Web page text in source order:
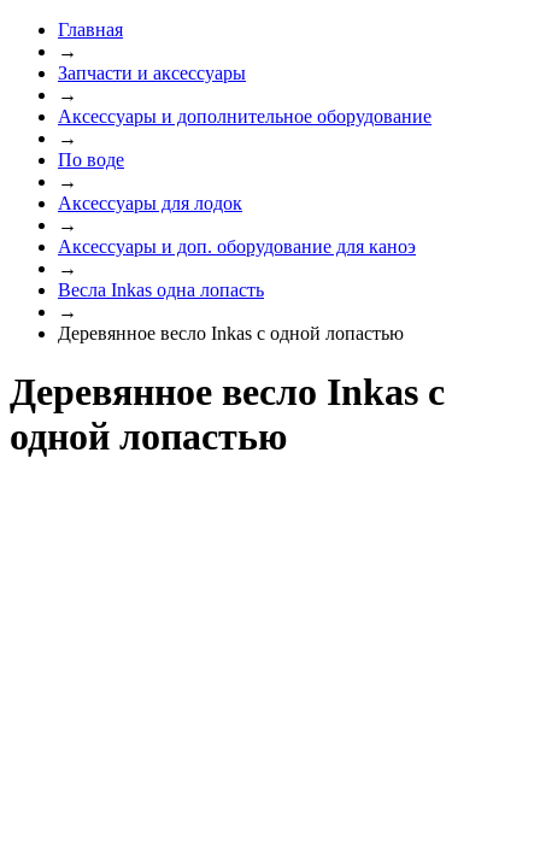
Главная
→
Запчасти и аксессуары
→
Аксессуары и дополнительное оборудование
→
По воде
→
Аксессуары для лодок
→
Аксессуары и доп. оборудование для каноэ
→
Весла Inkas одна лопасть
→
Деревянное весло Inkas с одной лопастью
Деревянное весло Inkas с
одной лопастью